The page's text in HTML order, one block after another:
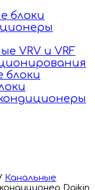
блоки
VRV и VRF
блоки
Канальные
Daikin